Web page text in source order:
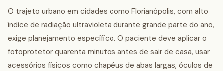
O trajeto urbano em cidades como Florianópolis, com alto
índice de radiação ultravioleta durante grande parte do ano,
exige planejamento específico. O paciente deve aplicar o
fotoprotetor quarenta minutos antes de sair de casa, usar
acessórios físicos como chapéus de abas largas, óculos de